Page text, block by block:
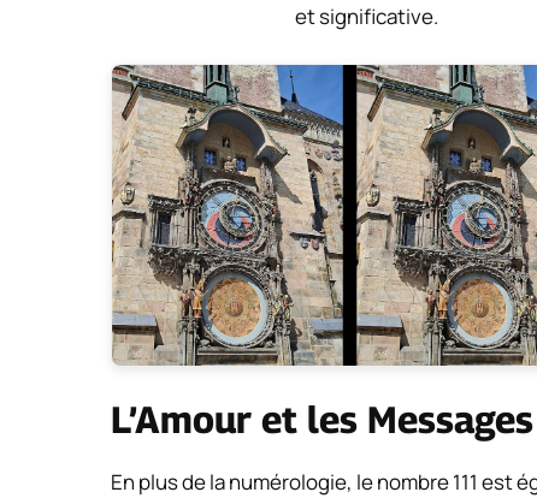
et significative.
L’Amour et les
En plus de la numérologie, le nombre 111